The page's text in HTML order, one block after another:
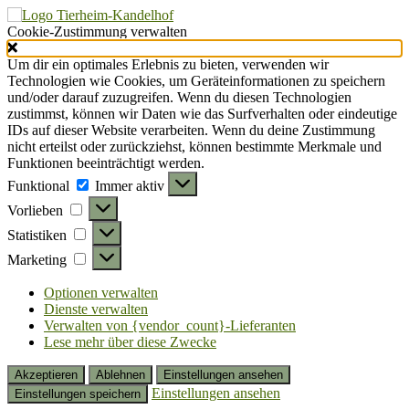
Cookie-Zustimmung verwalten
Um dir ein optimales Erlebnis zu bieten, verwenden wir
Technologien wie Cookies, um Geräteinformationen zu speichern
und/oder darauf zuzugreifen. Wenn du diesen Technologien
zustimmst, können wir Daten wie das Surfverhalten oder eindeutige
IDs auf dieser Website verarbeiten. Wenn du deine Zustimmung
nicht erteilst oder zurückziehst, können bestimmte Merkmale und
Funktionen beeinträchtigt werden.
Funktional
Funktional
Immer aktiv
Vorlieben
Vorlieben
Statistiken Statistiken
Marketing Marketing
Optionen verwalten
Dienste verwalten
Verwalten von {vendor_count}-Lieferanten
Lese mehr über diese Zwecke
Akzeptieren Ablehnen
Einstellungen ansehen
Einstellungen speichern
Einstellungen ansehen